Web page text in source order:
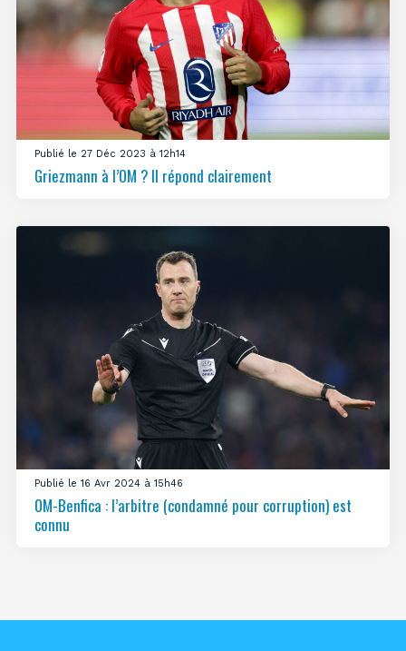
Publié le 27 Déc 2023 à 12h14
Griezmann à l’OM ? Il répond clairement
Publié le 16 Avr 2024 à 15h46
OM-Benfica : l’arbitre (condamné pour corruption) est
connu